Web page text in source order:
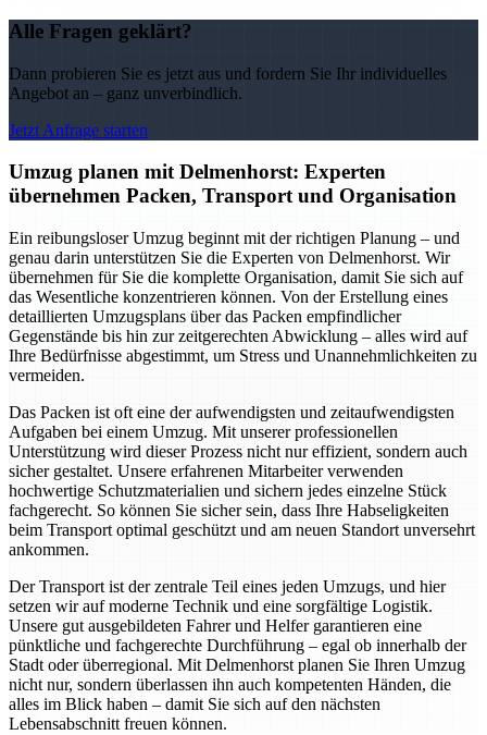
Alle Fragen geklärt?
Dann probieren Sie es jetzt aus und fordern Sie Ihr individuelles
Angebot an – ganz unverbindlich.
Jetzt Anfrage starten
Umzug planen mit Delmenhorst: Experten
übernehmen Packen, Transport und Organisation
Ein reibungsloser Umzug beginnt mit der richtigen Planung – und
genau darin unterstützen Sie die Experten von Delmenhorst. Wir
übernehmen für Sie die komplette Organisation, damit Sie sich auf
das Wesentliche konzentrieren können. Von der Erstellung eines
detaillierten Umzugsplans über das Packen empfindlicher
Gegenstände bis hin zur zeitgerechten Abwicklung – alles wird auf
Ihre Bedürfnisse abgestimmt, um Stress und Unannehmlichkeiten zu
vermeiden.
Das Packen ist oft eine der aufwendigsten und zeitaufwendigsten
Aufgaben bei einem Umzug. Mit unserer professionellen
Unterstützung wird dieser Prozess nicht nur effizient, sondern auch
sicher gestaltet. Unsere erfahrenen Mitarbeiter verwenden
hochwertige Schutzmaterialien und sichern jedes einzelne Stück
fachgerecht. So können Sie sicher sein, dass Ihre Habseligkeiten
beim Transport optimal geschützt und am neuen Standort unversehrt
ankommen.
Der Transport ist der zentrale Teil eines jeden Umzugs, und hier
setzen wir auf moderne Technik und eine sorgfältige Logistik.
Unsere gut ausgebildeten Fahrer und Helfer garantieren eine
pünktliche und fachgerechte Durchführung – egal ob innerhalb der
Stadt oder überregional. Mit Delmenhorst planen Sie Ihren Umzug
nicht nur, sondern überlassen ihn auch kompetenten Händen, die
alles im Blick haben – damit Sie sich auf den nächsten
Lebensabschnitt freuen können.